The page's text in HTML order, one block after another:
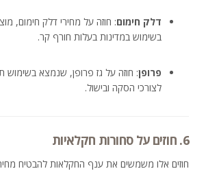
דלק חימום: חוזה על מחירי דלק חימום,
בשימוש במדינות בעלות חורף קר.
פרופן: חוזה על גז פרופן, שנמצא בשימוש
לצורכי הסקה ובישול.
6. חוזים על סחורות חקלאיות
חוזים אלו משמשים את ענף החקלאות להבטיח